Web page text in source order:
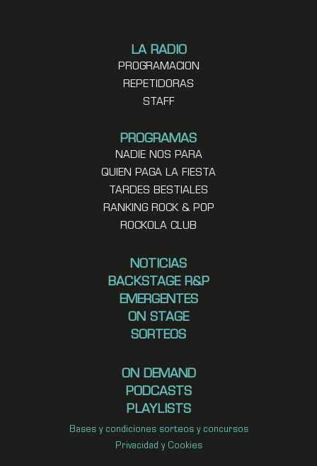
LA RADIO
PROGRAMACION
REPETIDORAS
STAFF
PROGRAMAS
NADIE NOS PARA
QUIEN PAGA LA FIESTA
TARDES BESTIALES
RANKING ROCK & POP
ROCKOLA CLUB
NOTICIAS
BACKSTAGE R&P
EMERGENTES
ON STAGE
SORTEOS
ON DEMAND
PODCASTS
PLAYLISTS
Bases y condiciones sorteos y concursos
Privacidad y Cookies